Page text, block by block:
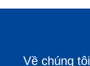
Về chúng tôi